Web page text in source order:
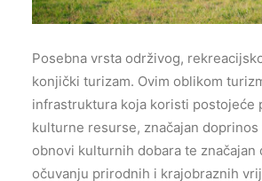
Posebna vrsta održivog,
konjički turizam. Ovim oblikom
infrastruktura koja koristi postojeće
kulturne resurse, značajan doprinos
obnovi kulturnih dobara te značajan
očuvanju prirodnih i krajobraznih